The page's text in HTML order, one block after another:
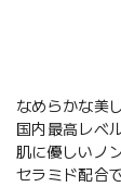
なめらかな美
国内最高レベ
肌に優しいノ
セラミド配合